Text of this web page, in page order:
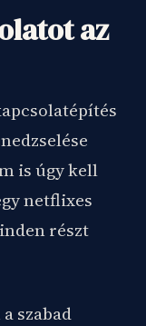
az
is úgy kell
netflixes
részt
szabad